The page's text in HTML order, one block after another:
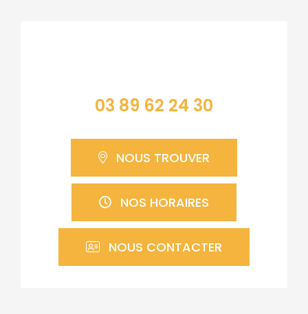
03 89 62 24 30
NOUS TROUVER
NOS HORAIRES
NOUS CONTACTER